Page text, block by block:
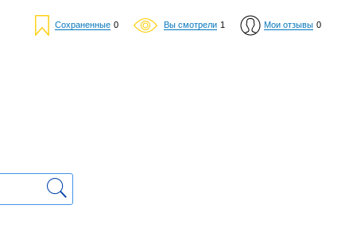
Сохраненные 0 Вы смотрели 1 Мои отзывы 0